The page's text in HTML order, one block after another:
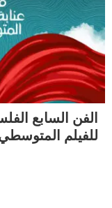
الفن السابع
للفيلم